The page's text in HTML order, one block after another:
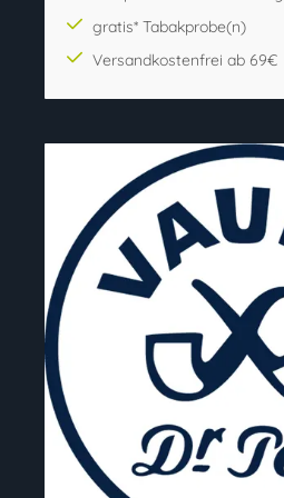
gratis* Tabakprobe(n)
Versandkostenfrei ab 69€